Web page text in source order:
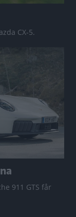
CX-5.
911 GTS får